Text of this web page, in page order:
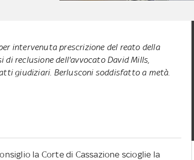
intervenuta prescrizione del reato della
di reclusione dell'avvocato David Mills,
giudiziari. Berlusconi soddisfatto a metà.
la Corte di Cassazione scioglie la